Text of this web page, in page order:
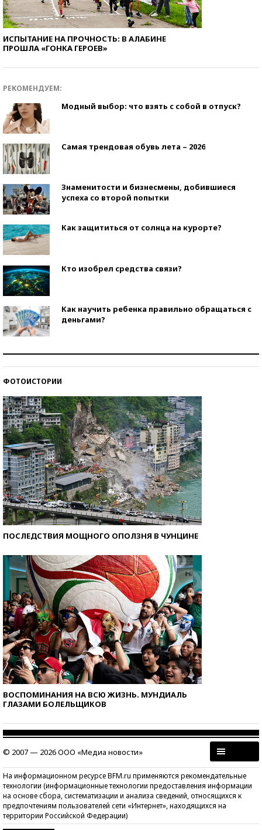
ИСПЫТАНИЕ НА ПРОЧНОСТЬ: В АЛАБИНЕ
ПРОШЛА «ГОНКА ГЕРОЕВ»
РЕКОМЕНДУЕМ:
Модный выбор: что взять с собой в отпуск?
Самая трендовая обувь лета – 2026
Знаменитости и бизнесмены, добившиеся
успеха со второй попытки
Как защититься от солнца на курорте?
Кто изобрел средства связи?
Как научить ребенка правильно обращаться с
деньгами?
ФОТОИСТОРИИ
ПОСЛЕДСТВИЯ МОЩНОГО ОПОЛЗНЯ В ЧУНЦИНЕ
ВОСПОМИНАНИЯ НА ВСЮ ЖИЗНЬ. МУНДИАЛЬ
ГЛАЗАМИ БОЛЕЛЬЩИКОВ
© 2007 — 2026 ООО «Медиа новости»
На информационном ресурсе BFM.ru применяются рекомендательные
технологии (информационные технологии предоставления информации
на основе сбора, систематизации и анализа сведений, относящихся к
предпочтениям пользователей сети «Интернет», находящихся на
территории Российской Федерации)